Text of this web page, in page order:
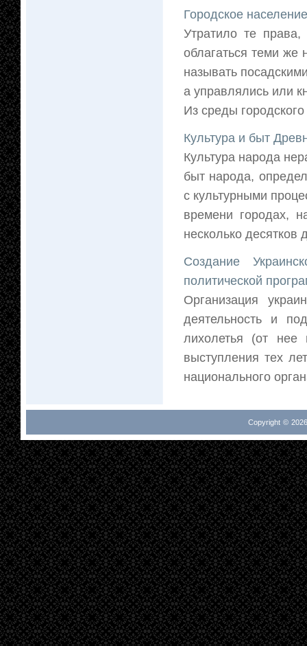
Городское население
Утратило те
облагаться теми же
называть
а управлялись или
Из среды
Культура и быт
Культура народа
быт народа,
с культурными
времени городах,
несколько десятков
Создание
политической
Организация
деятельность и
лихолетья (от нее
выступления тех
национального
Copyright ©